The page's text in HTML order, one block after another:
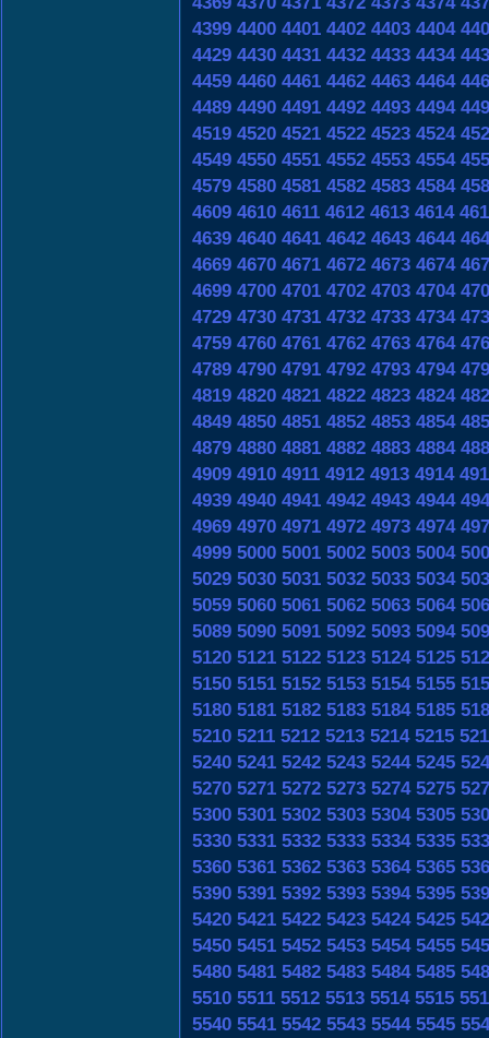
4399 4400 4401 4402 4403 4404
4429 4430 4431 4432 4433 4434
4459 4460 4461 4462 4463 4464
4489 4490 4491 4492 4493 4494
4519 4520 4521 4522 4523 4524
4549 4550 4551 4552 4553 4554
4579 4580 4581 4582 4583 4584
4609 4610 4611 4612 4613 4614
4639 4640 4641 4642 4643 4644
4669 4670 4671 4672 4673 4674
4699 4700 4701 4702 4703 4704
4729 4730 4731 4732 4733 4734
4759 4760 4761 4762 4763 4764
4789 4790 4791 4792 4793 4794
4819 4820 4821 4822 4823 4824
4849 4850 4851 4852 4853 4854
4879 4880 4881 4882 4883 4884
4909 4910 4911 4912 4913 4914
4939 4940 4941 4942 4943 4944
4969 4970 4971 4972 4973 4974
4999 5000 5001 5002 5003 5004
5029 5030 5031 5032 5033 5034
5059 5060 5061 5062 5063 5064
5089 5090 5091 5092 5093 5094
5120 5121 5122 5123 5124 5125
5150 5151 5152 5153 5154 5155
5180 5181 5182 5183 5184 5185
5210 5211 5212 5213 5214 5215
5240 5241 5242 5243 5244 5245
5270 5271 5272 5273 5274 5275
5300 5301 5302 5303 5304 5305
5330 5331 5332 5333 5334 5335
5360 5361 5362 5363 5364 5365
5390 5391 5392 5393 5394 5395
5420 5421 5422 5423 5424 5425
5450 5451 5452 5453 5454 5455
5480 5481 5482 5483 5484 5485
5510 5511 5512 5513 5514 5515
5540 5541 5542 5543 5544 5545